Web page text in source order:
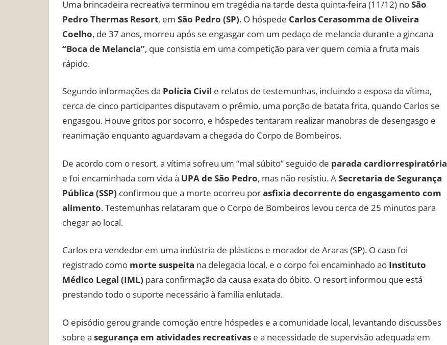
Uma brincadeira recreativa terminou em tragédia na tarde desta quinta-feira (11/12) noSão
Pedro Thermas Resort, em São Pedro (SP). O hóspede Carlos Cerasomma de Oliveira
Coelho, de 37 anos, morreu após se engasgar com um pedaço de melancia durante a gincana
“Boca de Melancia”, que consistia em uma competição para ver quem comia a fruta mais
rápido.
Segundo informações da Polícia Civil e relatos de testemunhas, incluindo a esposa da vítima,
cerca de cinco participantes disputavam o prêmio, uma porção de batata frita, quando Carlos se
engasgou. Houve gritos por socorro, e hóspedes tentaram realizar manobras de desengasgo e
reanimação enquanto aguardavam a chegada do Corpo de Bombeiros.
De acordo com o resort, a vítima sofreu um “mal súbito” seguido de parada cardiorrespiratória
e foi encaminhada com vida à UPA de São Pedro, mas não resistiu. ASecretaria de Segurança
Pública (SSP) confirmou que a morte ocorreu porasfixia decorrente do engasgamento com
alimento. Testemunhas relataram que o Corpo de Bombeiros levou cerca de 25 minutos para
chegar ao local.
Carlos era vendedor em uma indústria de plásticos e morador de Araras (SP). O caso foi
registrado como morte suspeita na delegacia local, e o corpo foi encaminhado ao Instituto
Médico Legal (IML) para confirmação da causa exata do óbito. O resort informou que está
prestando todo o suporte necessário à família enlutada.
O episódio gerou grande comoção entre hóspedes e a comunidade local, levantando discussões
sobre a segurança em atividades recreativase a necessidade de supervisão adequada em